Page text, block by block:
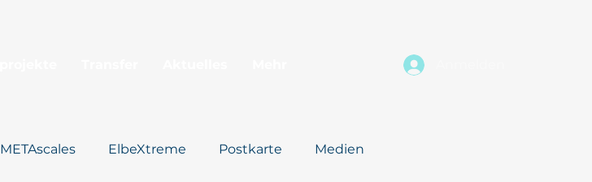
METAscales ElbeXtreme Postkarte Medien